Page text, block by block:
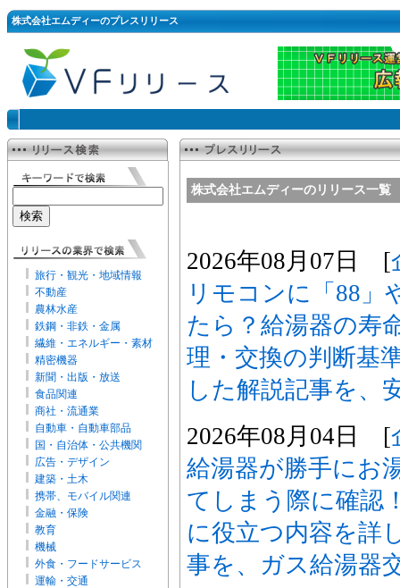
株式会社エムディーのプレスリリース
旅行・観光・地域情報
不動産
農林水産
鉄鋼・非鉄・金属
繊維・エネルギー・素材
精密機器
新聞・出版・放送
食品関連
商社・流通業
自動車・自動車部品
国・自治体・公共機関
広告・デザイン
建築・土木
携帯、モバイル関連
金融・保険
教育
機械
外食・フードサービス
運輸・交通
株式会社エムディーのリリース一覧
2026年08月07日 [
リモコンに「88」
たら？給湯器の寿
理・交換の判断基
した解説記事を、
2026年08月04日 [
給湯器が勝手にお
てしまう際に確認
に役立つ内容を詳
事を、ガス給湯器